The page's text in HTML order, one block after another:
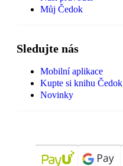
Můj Čedok
Sledujte nás
Mobilní aplikace
Kupte si knihu Čedok
Novinky